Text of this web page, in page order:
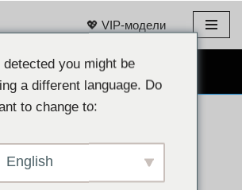
💖 VIP-модели
ВЕБКАМ ЧАТ 👉
detected you might be
a different language. Do
to change to:
English